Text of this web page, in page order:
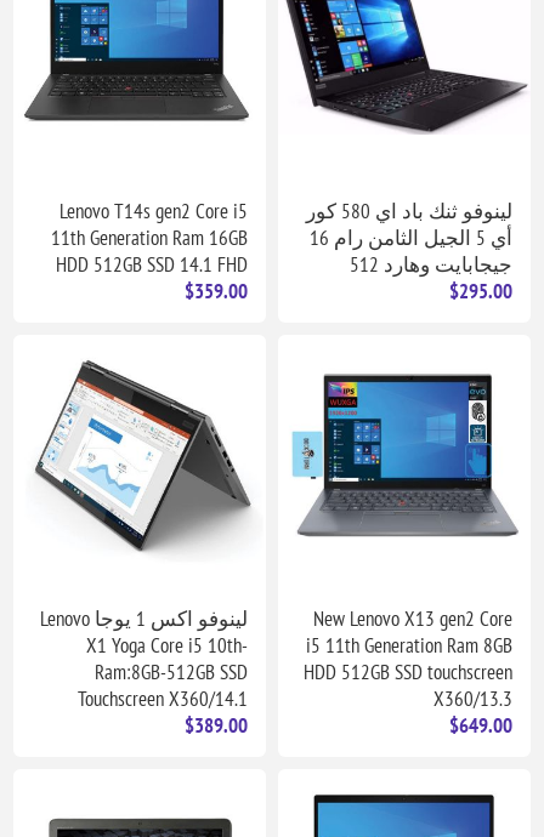
لينوفو ثنك باد اي 580 كور
أي 5 الجيل الثامن رام 16
جيجابايت وهارد 512
$295.00
Lenovo T14s gen2 Core i5
11th Generation Ram 16GB
HDD 512GB SSD 14.1 FHD
$359.00
New Lenovo X13 gen2 Core
i5 11th Generation Ram 8GB
HDD 512GB SSD touchscreen
X360/13.3
$649.00
لينوفو اكس 1 يوجا Lenovo
X1 Yoga Core i5 10th-
Ram:8GB-512GB SSD
Touchscreen X360/14.1
$389.00